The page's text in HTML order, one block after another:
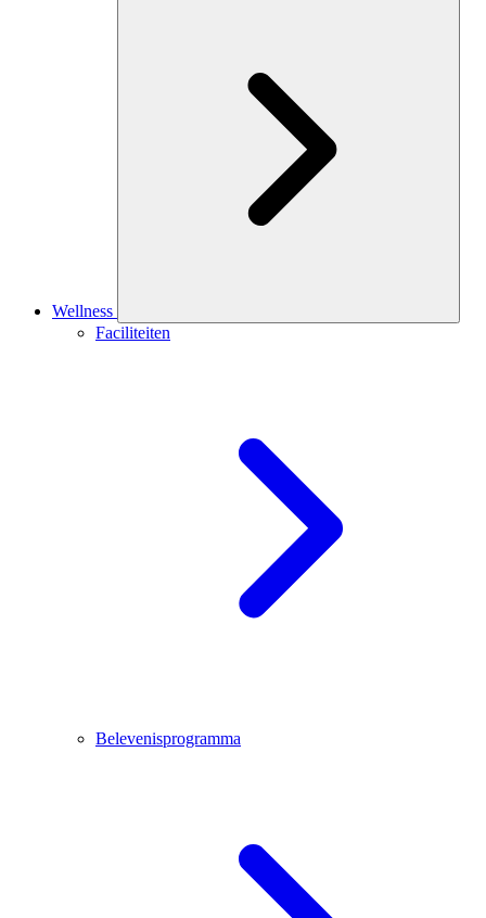
Wellness
Faciliteiten
Belevenisprogramma